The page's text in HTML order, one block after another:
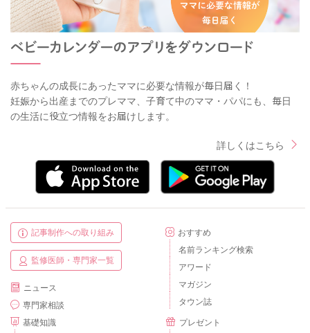
赤ちゃんの成長にあったママに必要な情報が毎日届く！
妊娠から出産までのプレママ、子育て中のママ・パパにも、毎日
の生活に役立つ情報をお届けします。
詳しくはこちら
記事制作への取り組み
監修医師・専門家一覧
ニュース
専門家相談
基礎知識
おすすめ
名前ランキング検索
アワード
マガジン
タウン誌
プレゼント